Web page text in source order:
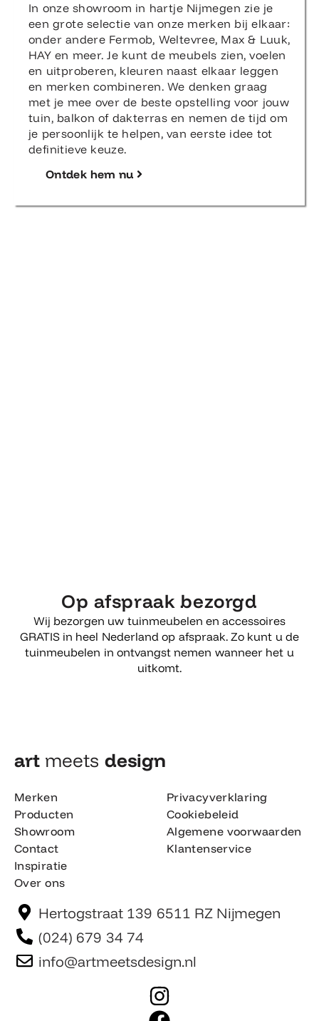
Showroom
In onze showroom in hartje Nijmegen zie je
een grote selectie van onze merken bij elkaar:
onder andere Fermob, Weltevree, Max & Luuk,
HAY en meer. Je kunt de meubels zien, voelen
en uitproberen, kleuren naast elkaar leggen
en merken combineren. We denken graag
met je mee over de beste opstelling voor jouw
tuin, balkon of dakterras en nemen de tijd om
je persoonlijk te helpen, van eerste idee tot
definitieve keuze.
Op afspraak bezorgd
Wij bezorgen uw tuinmeubelen en accessoires
GRATIS in heel Nederland op afspraak. Zo kunt u de
tuinmeubelen in ontvangst nemen wanneer het u
uitkomt.
art meets design​
Merken
Producten
Showroom
Contact
Inspiratie
Over ons
Privacyverklaring
Cookiebeleid
Algemene voorwaarden
Klantenservice
Hertogstraat 139 6511 RZ Nijmegen
(024) 679 34 74
info@artmeetsdesign.nl
I